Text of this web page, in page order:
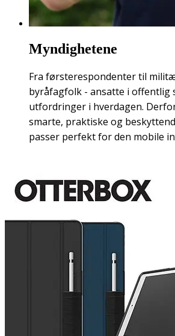
Myndighetene
Fra førsterespondenter til
byråfagfolk - ansatte i offentlig
utfordringer i hverdagen.
smarte, praktiske og
passer perfekt for den mobile